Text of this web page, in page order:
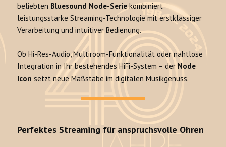
beliebten Bluesound Node-Seriekombiniert
leistungsstarke Streaming-Technologie mit erstklassiger
Verarbeitung und intuitiver Bedienung.
Ob Hi-Res-Audio, Multiroom-Funktionalität oder nahtlose
Integration in Ihr bestehendes HiFi-System – der Node
Icon setzt neue Maßstäbe im digitalen Musikgenuss.
Perfektes Streaming für anspruchsvolle Ohren